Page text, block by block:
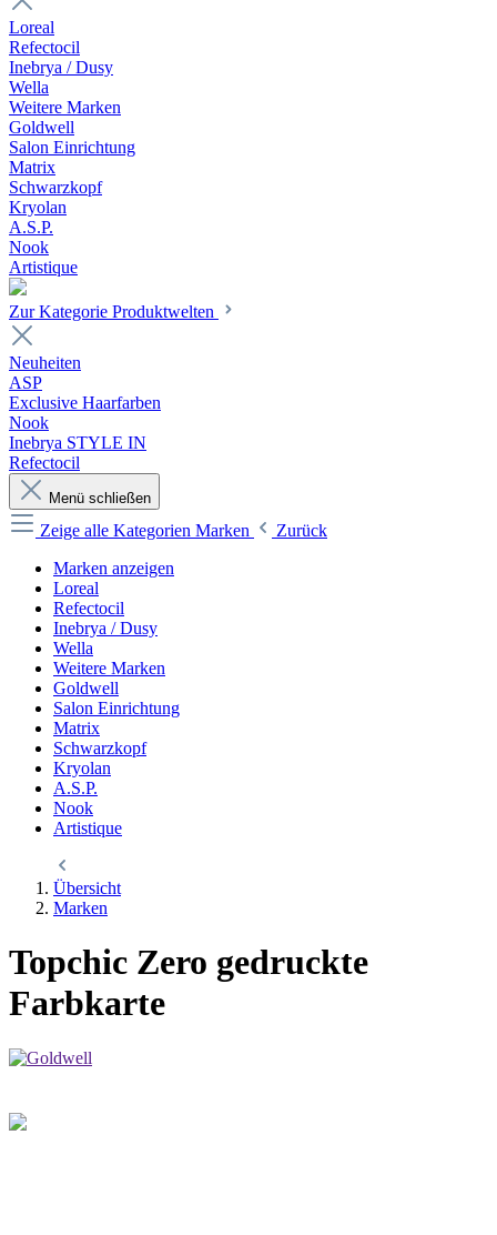
Loreal
Refectocil
Inebrya / Dusy
Wella
Weitere Marken
Goldwell
Salon Einrichtung
Matrix
Schwarzkopf
Kryolan
A.S.P.
Nook
Artistique
Zur Kategorie Produktwelten
Neuheiten
ASP
Exclusive Haarfarben
Nook
Inebrya STYLE IN
Refectocil
Menü schließen
Zeige alle Kategorien Marken
Zurück
Marken anzeigen
Loreal
Refectocil
Inebrya / Dusy
Wella
Weitere Marken
Goldwell
Salon Einrichtung
Matrix
Schwarzkopf
Kryolan
A.S.P.
Nook
Artistique
Übersicht
Marken
Topchic Zero gedruckte
Farbkarte